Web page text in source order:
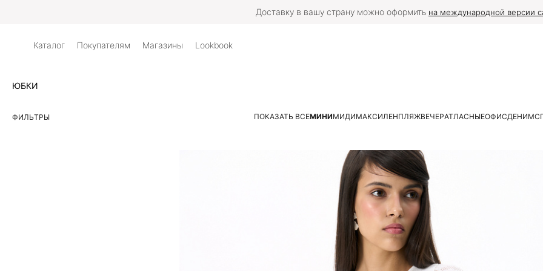
Доставку в вашу страну можно оформить на международной версии
Каталог Покупателям Магазины Lookbook
ЮБКИ
ФИЛЬТРЫ ПОКАЗАТЬ ВСЕМИНИМИДИМАКСИЛЕНПЛЯЖВЕЧЕРАТЛАСНЫЕОФИСДЕНИМ